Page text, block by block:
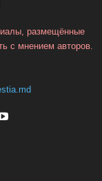
размещённые
с мнением авторов.